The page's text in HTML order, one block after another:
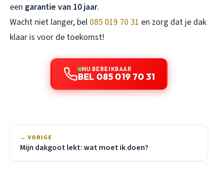
een garantie van 10 jaar.
Wacht niet langer, bel 085 019 70 31 en zorg dat je dak
klaar is voor de toekomst!
NU BEREIKBAAR
BEL 085 019 70 31
← VORIGE
Mijn dakgoot lekt: wat moet ik doen?